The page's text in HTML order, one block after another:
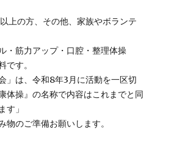
上の方、その他、家族やボランテ
・筋力アップ・口腔・整理体操
です。
」は、令和8年3月に活動を一区切
体操』の名称で内容はこれまでと同
す」
物のご準備お願いします。